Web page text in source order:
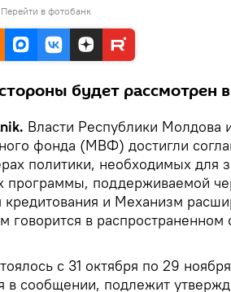
Перейти в фотобанк
будет рассмотрен
Власти Республики Молдова
фонда (МВФ) достигли
политики, необходимых для
программы, поддерживаемой
и Механизм
говорится в распространенном
с 31 октября по 29
в сообщении, подлежит